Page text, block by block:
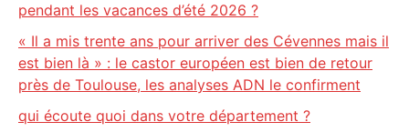
pendant les vacances d’été 2026 ?
« Il a mis trente ans pour arriver des Cévennes mais il
est bien là » : le castor européen est bien de retour
près de Toulouse, les analyses ADN le confirment
qui écoute quoi dans votre département ?